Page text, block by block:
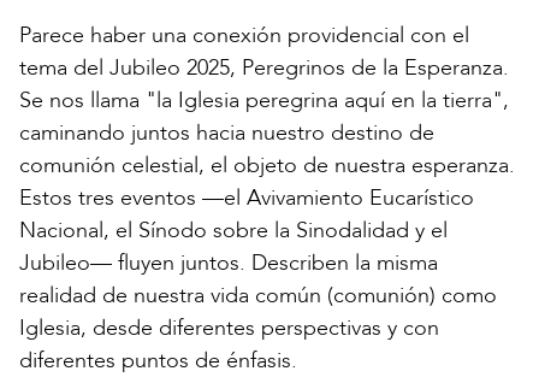
Parece haber una conexión providencial con el
tema del Jubileo 2025, Peregrinos de la Esperanza.
Se nos llama "la Iglesia peregrina aquí en la tierra",
caminando juntos hacia nuestro destino de
comunión celestial, el objeto de nuestra esperanza.
Estos tres eventos —el Avivamiento Eucarístico
Nacional, el Sínodo sobre la Sinodalidad y el
Jubileo— fluyen juntos. Describen la misma
realidad de nuestra vida común (comunión) como
Iglesia, desde diferentes perspectivas y con
diferentes puntos de énfasis.